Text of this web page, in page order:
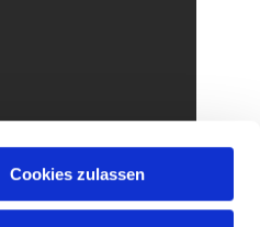
Cookies zulassen